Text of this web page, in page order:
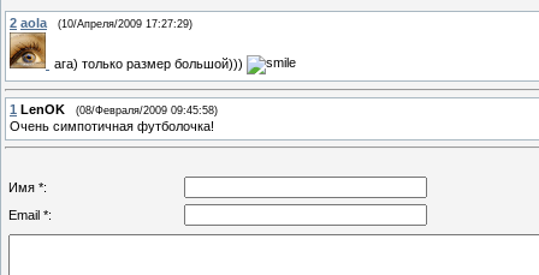
2 aola (10/Апреля/2009 17:27:29)
ага) только размер большой)))
1 LenOK (08/Февраля/2009 09:45:58)
Очень симпотичная футболочка!
Имя *:
Email *: